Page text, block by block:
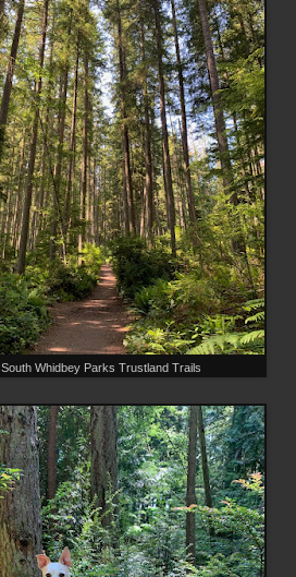
South Whidbey Parks Trustland Trails